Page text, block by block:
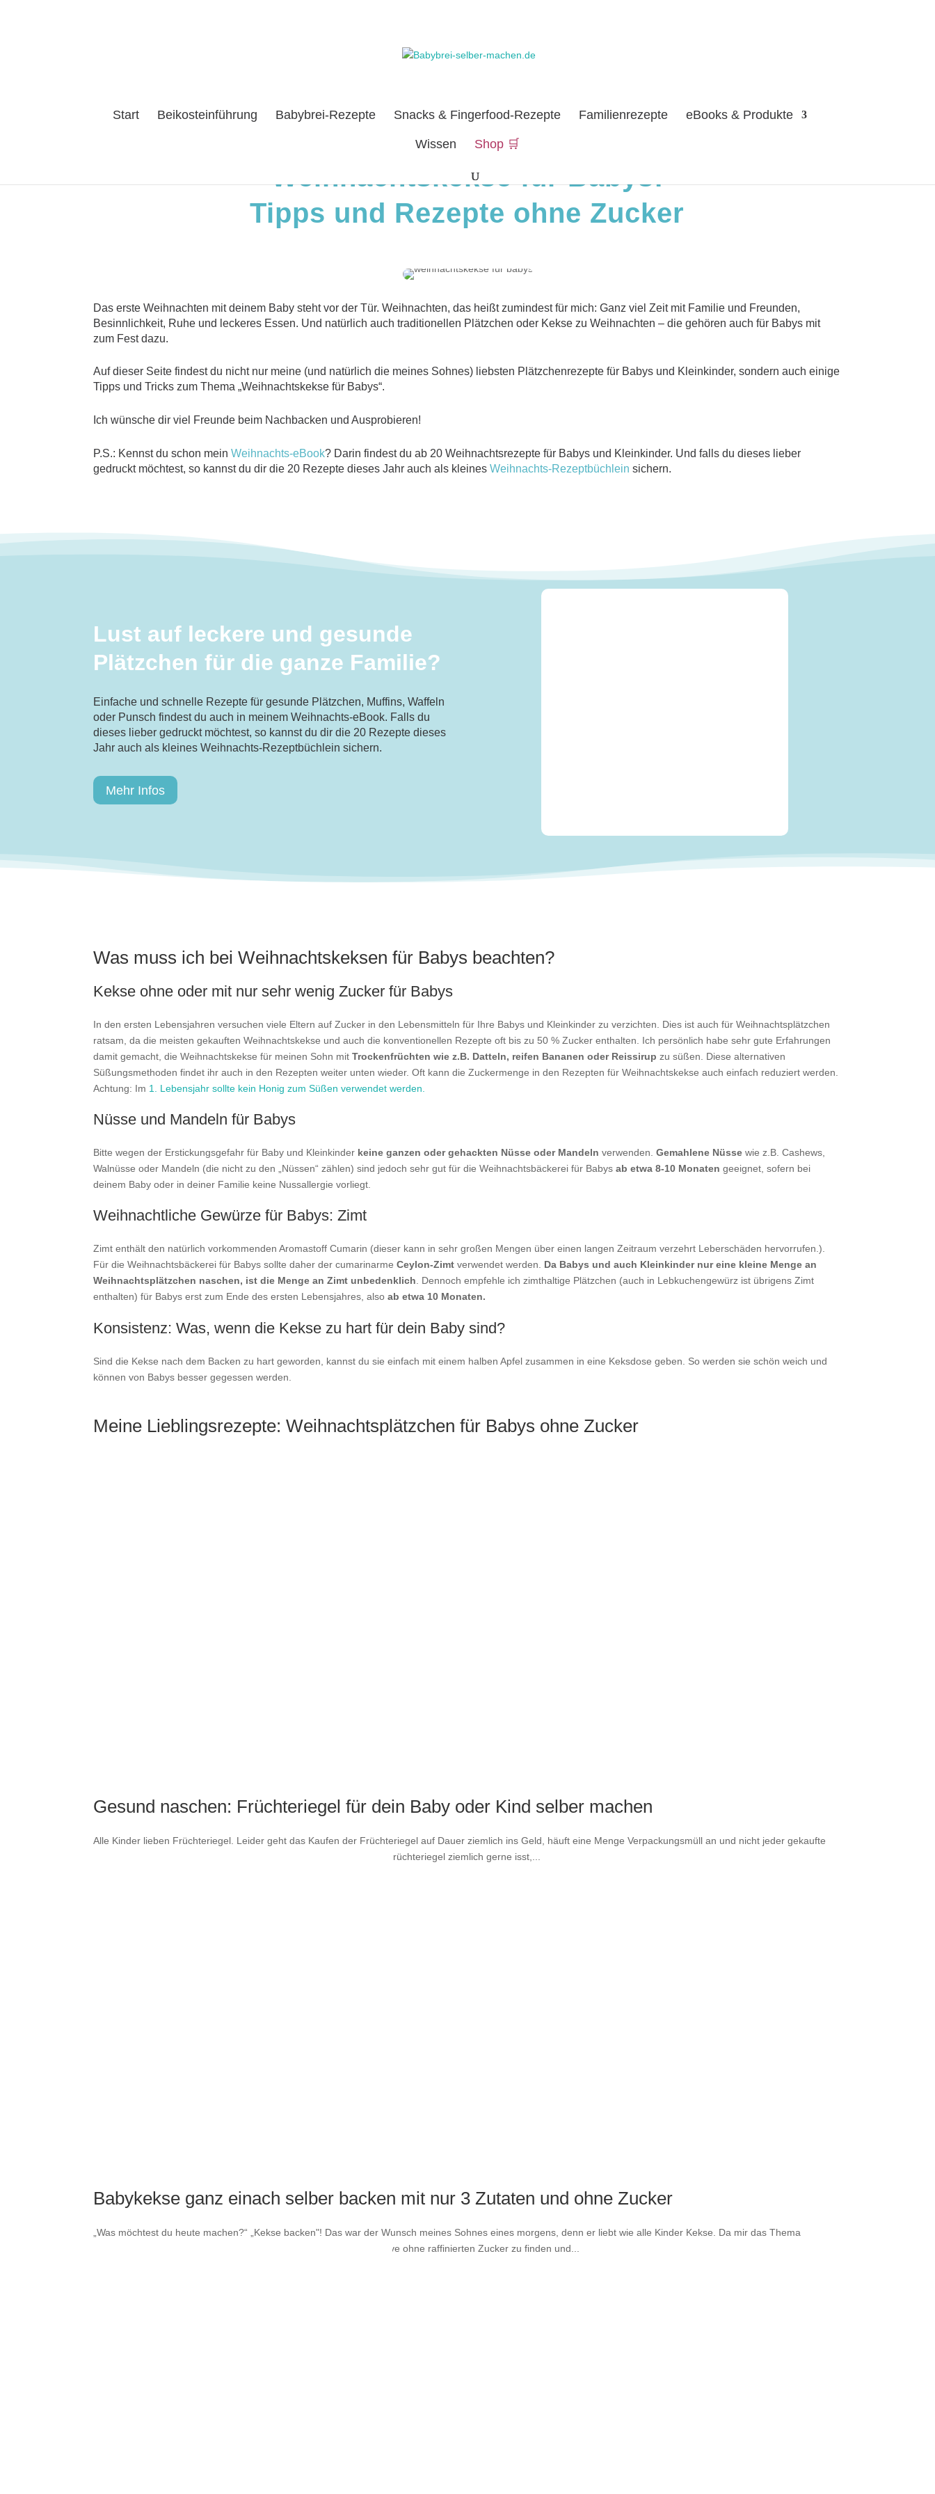
Start Beikosteinführung Babybrei-Rezepte Snacks & Fingerfood-Rezepte Familienrezepte eBooks & Produkte
Wissen Shop 🛒
Weihnachtskekse für Babys:
Tipps und Rezepte ohne Zucker
Das erste Weihnachten mit deinem Baby steht vor der Tür. Weihnachten, das heißt zumindest für mich: Ganz viel Zeit mit Familie und Freunden,
Besinnlichkeit, Ruhe und leckeres Essen. Und natürlich auch traditionellen Plätzchen oder Kekse zu Weihnachten – die gehören auch für Babys mit
zum Fest dazu.
Auf dieser Seite findest du nicht nur meine (und natürlich die meines Sohnes) liebsten Plätzchenrezepte für Babys und Kleinkinder, sondern auch einige
Tipps und Tricks zum Thema „Weihnachtskekse für Babys“.
Ich wünsche dir viel Freunde beim Nachbacken und Ausprobieren!
P.S.: Kennst du schon meinWeihnachts-eBook? Darin findest du ab 20 Weihnachtsrezepte für Babys und Kleinkinder. Und falls du dieses lieber
gedruckt möchtest, so kannst du dir die 20 Rezepte dieses Jahr auch als kleinesWeihnachts-Rezeptbüchlein sichern.
Lust auf leckere und gesunde
Plätzchen für die ganze Familie?
Einfache und schnelle Rezepte für gesunde Plätzchen, Muffins, Waffeln
oder Punsch findest du auch in meinemWeihnachts-eBook. Falls du
dieses lieber gedruckt möchtest, so kannst du dir die 20 Rezepte dieses
Jahr auch als kleinesWeihnachts-Rezeptbüchlein sichern.
Mehr Infos
Was muss ich bei Weihnachtskeksen für Babys beachten?
Kekse ohne oder mit nur sehr wenig Zucker für Babys
In den ersten Lebensjahren versuchen viele Eltern auf Zucker in den Lebensmitteln für Ihre Babys und Kleinkinder zu verzichten. Dies ist auch für Weihnachtsplätzchen
ratsam, da die meisten gekauften Weihnachtskekse und auch die konventionellen Rezepte oft bis zu 50 % Zucker enthalten. Ich persönlich habe sehr gute Erfahrungen
damit gemacht, die Weihnachtskekse für meinen Sohn mitTrockenfrüchten wie z.B. Datteln, reifen Bananen oder Reissirup zu süßen. Diese alternativen
Süßungsmethoden findet ihr auch in den Rezepten weiter unten wieder. Oft kann die Zuckermenge in den Rezepten für Weihnachtskekse auch einfach reduziert werden.
Achtung: Im 1. Lebensjahr sollte kein Honig zum Süßen verwendet werden.
Nüsse und Mandeln für Babys
Bitte wegen der Erstickungsgefahr für Baby und Kleinkinder keine ganzen oder gehackten Nüsse oder Mandeln verwenden.Gemahlene Nüsse wie z.B. Cashews,
Walnüsse oder Mandeln (die nicht zu den „Nüssen“ zählen) sind jedoch sehr gut für die Weihnachtsbäckerei für Babysab etwa 8-10 Monaten geeignet, sofern bei
deinem Baby oder in deiner Familie keine Nussallergie vorliegt.
Weihnachtliche Gewürze für Babys: Zimt
Zimt enthält den natürlich vorkommenden Aromastoff Cumarin (dieser kann in sehr großen Mengen über einen langen Zeitraum verzehrt Leberschäden hervorrufen.).
Für die Weihnachtsbäckerei für Babys sollte daher der cumarinarmeCeylon-Zimt verwendet werden. Da Babys und auch Kleinkinder nur eine kleine Menge an
Weihnachtsplätzchen naschen, ist die Menge an Zimt unbedenklich. Dennoch empfehle ich zimthaltige Plätzchen (auch in Lebkuchengewürz ist übrigens Zimt
enthalten) für Babys erst zum Ende des ersten Lebensjahres, alsoab etwa 10 Monaten.
Konsistenz: Was, wenn die Kekse zu hart für dein Baby sind?
Sind die Kekse nach dem Backen zu hart geworden, kannst du sie einfach mit einem halben Apfel zusammen in eine Keksdose geben. So werden sie schön weich und
können von Babys besser gegessen werden.
Meine Lieblingsrezepte: Weihnachtsplätzchen für Babys ohne Zucker
Gesund naschen: Früchteriegel für dein Baby oder Kind selber machen
Alle Kinder lieben Früchteriegel. Leider geht das Kaufen der Früchteriegel auf Dauer ziemlich ins Geld, häuft eine Menge Verpackungsmüll an und nicht jeder gekaufte
Früchteriegel enthält immer nur gute Zutaten. Da auch mein Sohn Früchteriegel ziemlich gerne isst,...
Babykekse ganz einach selber backen mit nur 3 Zutaten und ohne Zucker
„Was möchtest du heute machen?“ „Kekse backen"! Das war der Wunsch meines Sohnes eines morgens, denn er liebt wie alle Kinder Kekse. Da mir das Thema
„zuckerfrei“ sehr am Herzen liegt, versuche ich immer eine Alternative ohne raffinierten Zucker zu finden und...